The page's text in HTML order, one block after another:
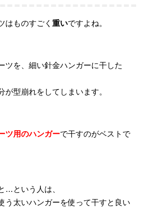
はものすごく 重いですよね。
ツを、細い針金ハンガーに干した
が型崩れをしてしまいます。
ツ用のハンガーで干すのがベストで
…という人は、
う太いハンガーを使って干すと良い